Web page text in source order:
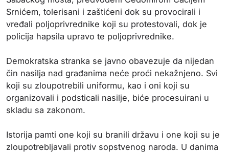
Srnićem, tolerisani i zaštićeni dok su provocirali i
vređali poljoprivrednike koji su protestovali, dok je
policija hapsila upravo te poljoprivrednike.
Demokratska stranka se javno obavezuje da nijedan
čin nasilja nad građanima neće proći nekažnjeno. Svi
koji su zloupotrebili uniformu, kao i oni koji su
organizovali i podsticali nasilje, biće procesuirani u
skladu sa zakonom.
Istorija pamti one koji su branili državu i one koji su je
zloupotrebljavali protiv sopstvenog naroda. U danima